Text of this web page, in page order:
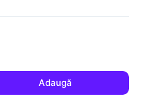
Adaugă